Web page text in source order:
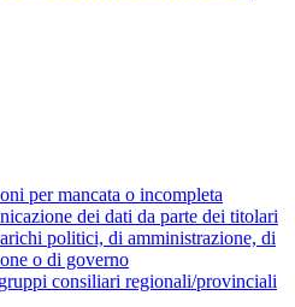
per mancata o incompleta
dei dati da parte dei titolari
politici, di amministrazione, di
o di governo
consiliari regionali/provinciali